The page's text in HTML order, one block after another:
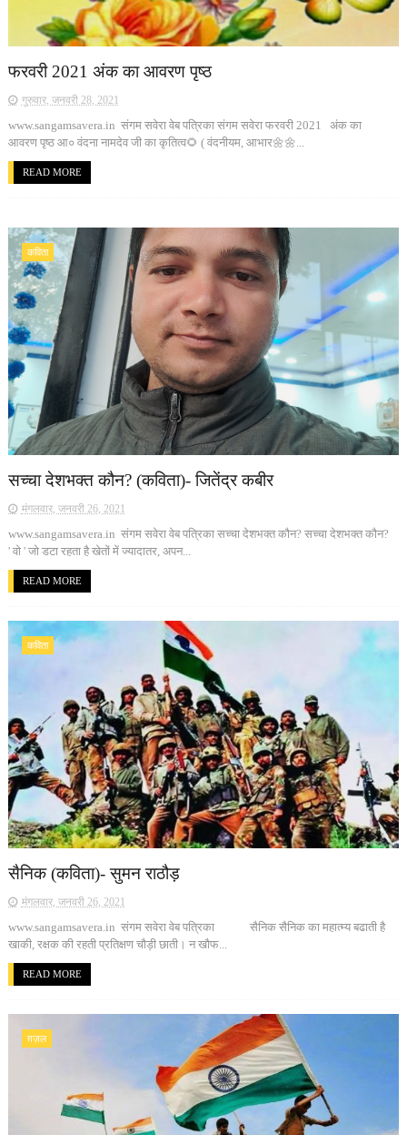
फरवरी 2021 अंक का आवरण पृष्ठ
गुरुवार, जनवरी 28, 2021
www.sangamsavera.in संगम सवेरा वेब पत्रिका संगम सवेरा फरवरी 2021 अंक का
आवरण पृष्ठ आ० वंदना नामदेव जी का कृतित्व🌻 ( वंदनीयम, आभार🌼🌼...
READ MORE
कविता
सच्चा देशभक्त कौन? (कविता)- जितेंद्र कबीर
मंगलवार, जनवरी 26, 2021
www.sangamsavera.in संगम सवेरा वेब पत्रिका सच्चा देशभक्त कौन? सच्चा देशभक्त कौन?
' वो ' जो डटा रहता है खेतों में ज्यादातर, अपन...
READ MORE
कविता
सैनिक (कविता)- सुमन राठौड़
मंगलवार, जनवरी 26, 2021
www.sangamsavera.in संगम सवेरा वेब पत्रिका सैनिक सैनिक का महात्म्य बढाती है
खाकी, रक्षक की रहती प्रतिक्षण चौड़ी छाती। न खौफ...
READ MORE
ग़ज़ल